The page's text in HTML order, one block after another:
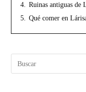
4.
Ruinas antiguas de
5.
Qué comer en